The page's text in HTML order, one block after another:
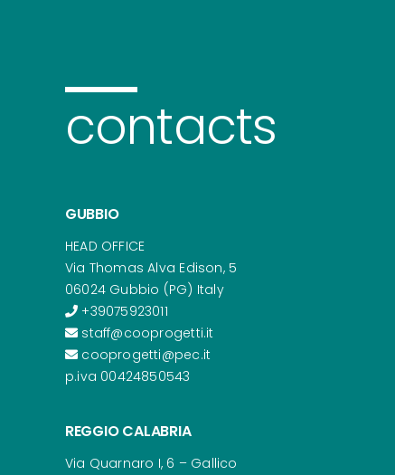
contacts
GUBBIO
HEAD OFFICE
Via Thomas Alva Edison, 5
06024 Gubbio (PG) Italy
+39075923011
staff@cooprogetti.it
cooprogetti@pec.it
p.iva 00424850543
REGGIO CALABRIA
Via Quarnaro I, 6 – Gallico